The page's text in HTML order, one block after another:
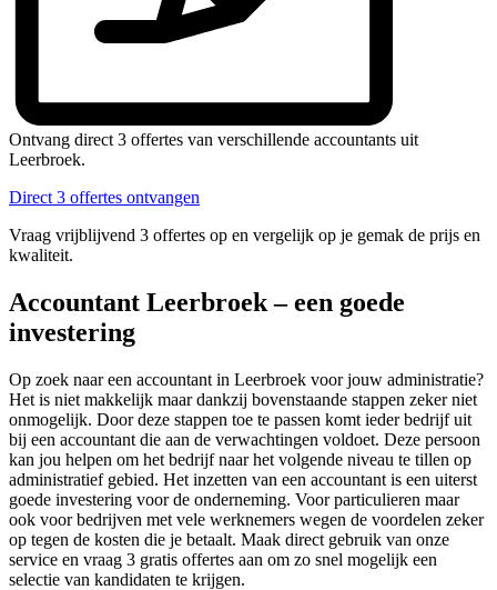
Ontvang direct 3 offertes van verschillende accountants uit
Leerbroek.
Direct 3 offertes ontvangen
Vraag vrijblijvend 3 offertes op en vergelijk op je gemak de prijs en
kwaliteit.
Accountant Leerbroek – een goede
investering
Op zoek naar een accountant in Leerbroek voor jouw administratie?
Het is niet makkelijk maar dankzij bovenstaande stappen zeker niet
onmogelijk. Door deze stappen toe te passen komt ieder bedrijf uit
bij een accountant die aan de verwachtingen voldoet. Deze persoon
kan jou helpen om het bedrijf naar het volgende niveau te tillen op
administratief gebied. Het inzetten van een accountant is een uiterst
goede investering voor de onderneming. Voor particulieren maar
ook voor bedrijven met vele werknemers wegen de voordelen zeker
op tegen de kosten die je betaalt. Maak direct gebruik van onze
service en vraag 3 gratis offertes aan om zo snel mogelijk een
selectie van kandidaten te krijgen.